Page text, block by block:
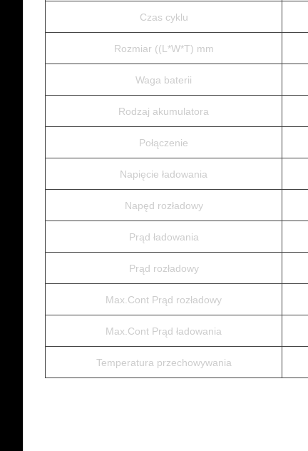
Czas cyklu
Rozmiar ((L*W*T) mm
Waga baterii
Rodzaj akumulatora
Połączenie
Napięcie ładowania
Napęd rozładowy
Prąd ładowania
Prąd rozładowy
Max.Cont Prąd rozładowy
Max.Cont Prąd ładowania
Temperatura przechowywania